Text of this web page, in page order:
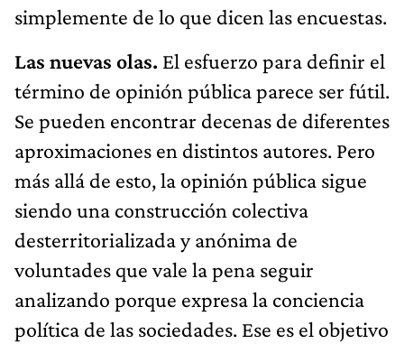
simplemente de lo que dicen las encuestas.
Las nuevas olas. El esfuerzo para definir el
término de opinión pública parece ser fútil.
Se pueden encontrar decenas de diferentes
aproximaciones en distintos autores. Pero
más allá de esto, la opinión pública sigue
siendo una construcción colectiva
desterritorializada y anónima de
voluntades que vale la pena seguir
analizando porque expresa la conciencia
política de las sociedades. Ese es el objetivo